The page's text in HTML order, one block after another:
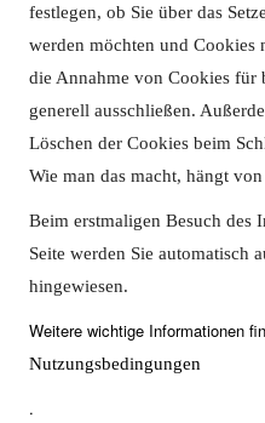
festlegen, ob Sie über das
werden möchten und Cookies
die Annahme von Cookies für
generell ausschließen.
Löschen der Cookies beim
Wie man das macht, hängt
Beim erstmaligen Besuch des
Seite werden Sie automatisch
hingewiesen.
Weitere wichtige Informationen
Nutzungsbedingungen
.